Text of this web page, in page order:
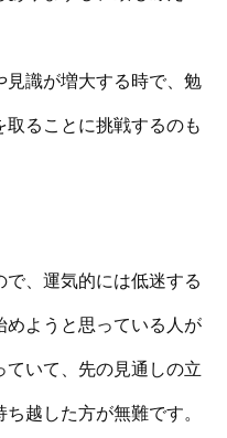
識が増大する時で、勉
ることに挑戦するのも
、運気的には低迷する
ようと思っている人が
いて、先の見通しの立
越した方が無難です。